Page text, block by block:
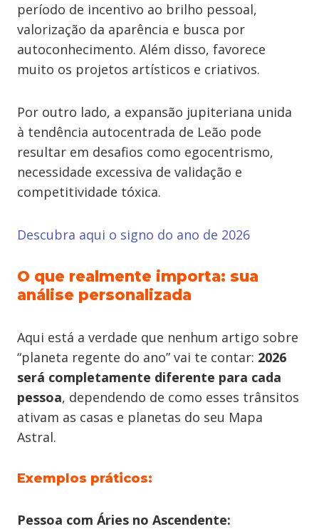
período de incentivo ao brilho pessoal,
valorização da aparência e busca por
autoconhecimento. Além disso, favorece
muito os projetos artísticos e criativos.
Por outro lado, a expansão jupiteriana unida
à tendência autocentrada de Leão pode
resultar em desafios como egocentrismo,
necessidade excessiva de validação e
competitividade tóxica.
Descubra aqui o signo do ano de 2026
O que realmente importa: sua
análise personalizada
Aqui está a verdade que nenhum artigo sobre
“planeta regente do ano” vai te contar: 2026
será completamente diferente para cada
pessoa, dependendo de como esses trânsitos
ativam as casas e planetas do seu Mapa
Astral.
Exemplos práticos:
Pessoa com Áries no Ascendente: